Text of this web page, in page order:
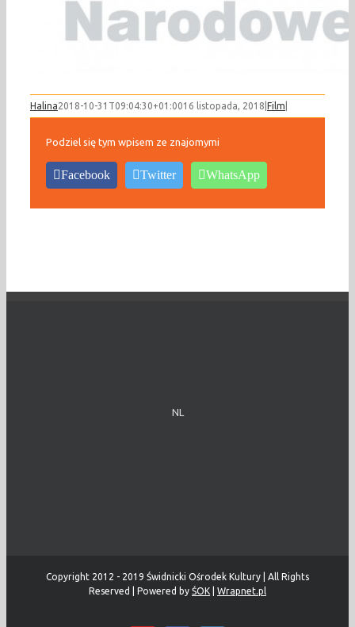
Halina2018-10-31T09:04:30+01:0016 listopada, 2018 Film
Podziel się tym wpisem ze znajomymi
Facebook Twitter WhatsApp
NL
Copyright 2012 - 2019 Świdnicki Ośrodek Kultury | All Rights
Reserved | Powered by ŚOK Wrapnet.pl